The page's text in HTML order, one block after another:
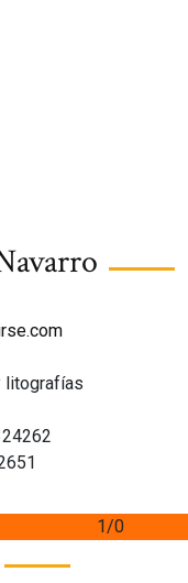
litografías
1/0